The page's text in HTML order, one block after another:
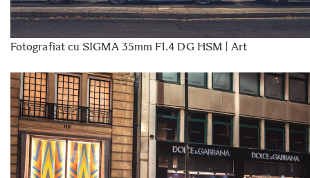
Fotografiat cu SIGMA 35mm F1.4 DG HSM | Art